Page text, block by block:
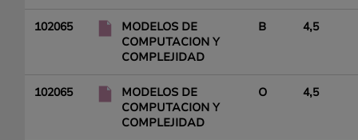
102065
MODELOS DE
COMPUTACION Y
COMPLEJIDAD
B 4,5
102065
MODELOS DE
COMPUTACION Y
COMPLEJIDAD
O 4,5